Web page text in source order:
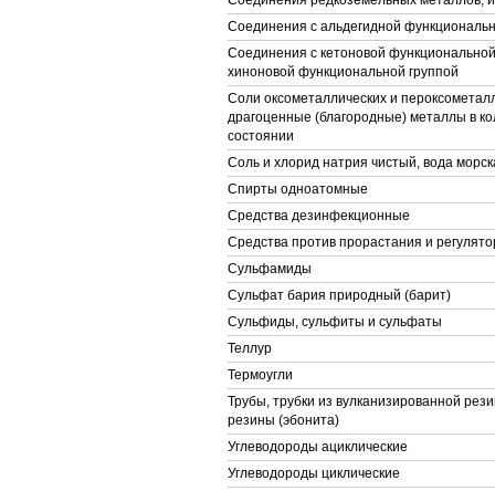
Соединения с альдегидной
Соединения с кетоновой
хиноновой функциональной группой
Соли оксометаллических и
драгоценные (благородные) металлы в
состоянии
Соль и хлорид натрия чистый, вода
Спирты одноатомные
Средства дезинфекционные
Средства против прорастания и
Сульфамиды
Сульфат бария природный (барит)
Сульфиды, сульфиты и сульфаты
Теллур
Термоугли
Трубы, трубки из вулканизированной
резины (эбонита)
Углеводороды ациклические
Углеводороды циклические